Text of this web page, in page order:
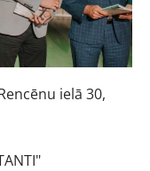
ielā 30,